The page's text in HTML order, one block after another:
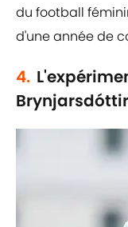
du football
d'une année de
4.
Brynjarsdóttir